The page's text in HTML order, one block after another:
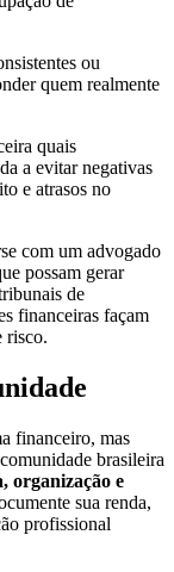
ou
quem realmente
quais
a evitar negativas
e atrasos no
com um advogado
possam gerar
de
financeiras façam
risco.
financeiro, mas
brasileira
organização e
sua renda,
profissional